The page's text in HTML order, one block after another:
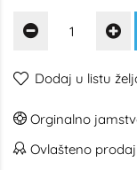
Dodaj u listu
Orginalno
Ovlašteno